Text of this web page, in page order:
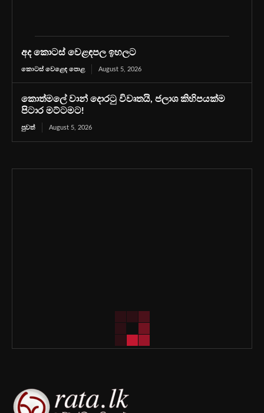
අද කොටස් වෙළඳපල ඉහලට
කොටස් වෙළෙඳ පොළ August 5, 2026
කොත්මලේ වාන් දොරටු විවෘතයි, ජලාශ කිහිපයක්ම
පිටාර මට්ටමට!
පුවත් August 5, 2026